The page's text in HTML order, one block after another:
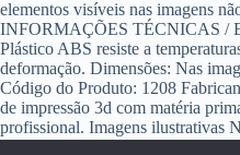
elementos visíveis nas imagens
INFORMAÇÕES TÉCNICAS /
Plástico ABS resiste a
deformação. Dimensões: Nas
Código do Produto: 1208
de impressão 3d com matéria
profissional. Imagens ilustrativas